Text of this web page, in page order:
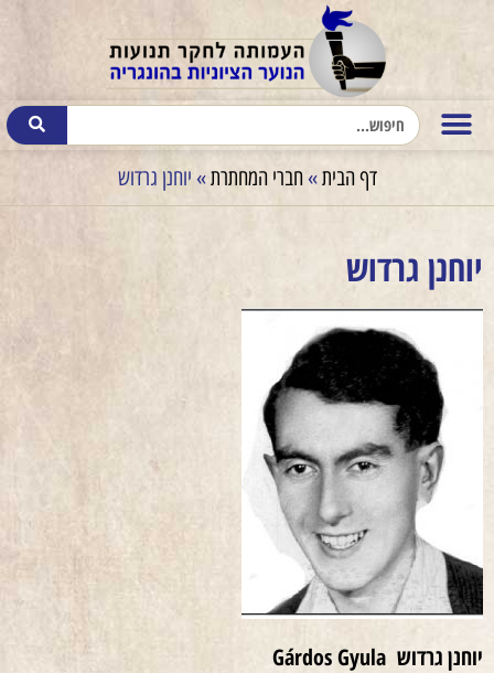
דף הבית»חברי המחתרת» יוחנן גרדוש
יוחנן גרדוש
יוחנןגרדוש Gárdos Gyula